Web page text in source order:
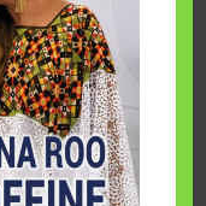
unieron
una …